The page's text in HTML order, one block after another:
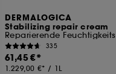
DERMALOGICA
Stabilizing repair cream
335
61,45 €
1.229,00 € / 1L